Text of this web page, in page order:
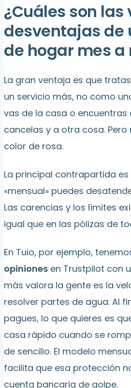
¿Cuáles son
desventajas de
de hogar mes a
La gran ventaja es que
un servicio más, no como
vas de la casa o encuentras
cancelas y a otra cosa.
color de rosa.
La principal contrapartida
«mensual» puedes
Las carencias y los límites
igual que en las pólizas de
En Tuio, por ejemplo,
opiniones en Trustpilot con
más valora la gente es la
resolver partes de agua. Al
pagues, lo que quieres es
casa rápido cuando se
de sencillo. El modelo
facilita que esa protección
cuenta bancaria de golpe.